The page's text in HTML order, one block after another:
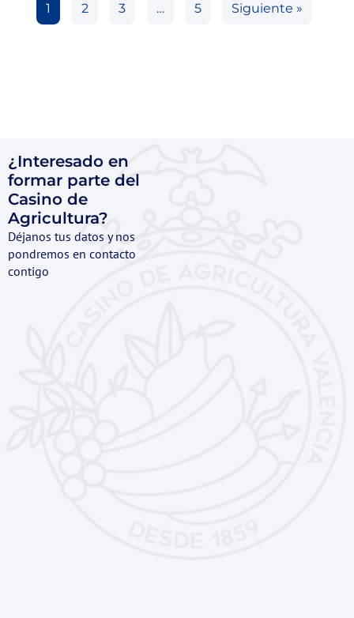
1 2 3 … 5 Siguiente »
¿Interesado en
formar parte del
Casino de
Agricultura?
Déjanos tus datos y nos
pondremos en contacto
contigo